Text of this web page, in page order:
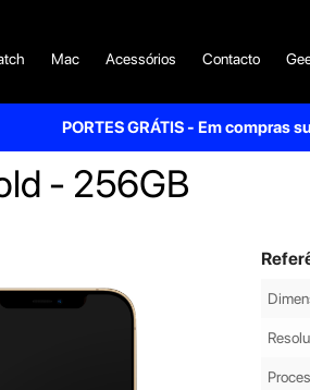
Mac Acessórios Contacto
PORTES GRÁTIS - Em compras
- 256GB